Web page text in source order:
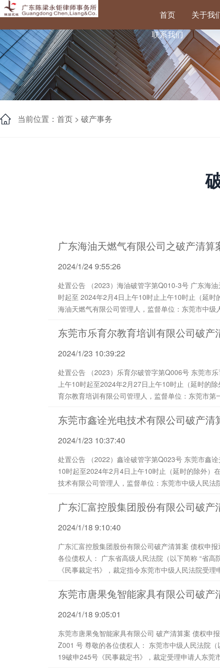
首页
关于我
联系我们
当前位置：首页 > 破产事务
广东海油天燃气有限公司之破产清算
2024/1/24 9:55:26
处置公告 （2023）海油破管字第Q010-3号 广东海油天燃气有限公司管理人将于2024年2月3日上午10
时起至 2024年2月4日上午10时止上午10时止（延
海油天燃气有限公司管理人，监督单位：东莞市中级
东莞市乐育尔教育培训有限公司破产
2024/1/23 10:39:22
处置公告 （2023）乐育尔破管字第Q006号 东莞市乐育尔教育培训有限公司管理人将于2024年2月26日
上午10时起至2024年2月27日上午10时止（延时的
育尔教育培训有限公司管理人，监督单位：东莞市第
东莞市鑫诠光电技术有限公司破产清
2024/1/23 10:37:40
处置公告 （2022）鑫诠破管字第Q023号 东莞市鑫诠光电技术有限公司管理人将于2024年2月3日上午
10时起至2024年2月4日上午10时止（延时的除外）
技术有限公司管理人，监督单位：东莞市中级人民
广东汇富控股集团股份有限公司破
2024/1/18 9:10:40
广东汇富控股集团股份有限公司破产清算案 债权申报通知 （ 2022）汇富破管字第Z 001 - 2 号 尊敬的
各位债权人： 广东省高级人民法院（以下简称 “省高院”）于2021年10月21日作出（2020）粤破终88号
《民事裁定书》，裁定指令东莞市中级人民法院受
东莞市唐果兔智能家具有限公司破
2024/1/18 9:05:01
东莞市唐果兔智能家具有限公司 破产清算案 债权申报及第一次债权人会议通知 （ 202 4 ） 唐果兔 破管字第
Z001 号 尊敬的各位债权人： 东莞市中级人民法院（以下简称 “东莞中院”）2024年1月10日作出（2023）粤